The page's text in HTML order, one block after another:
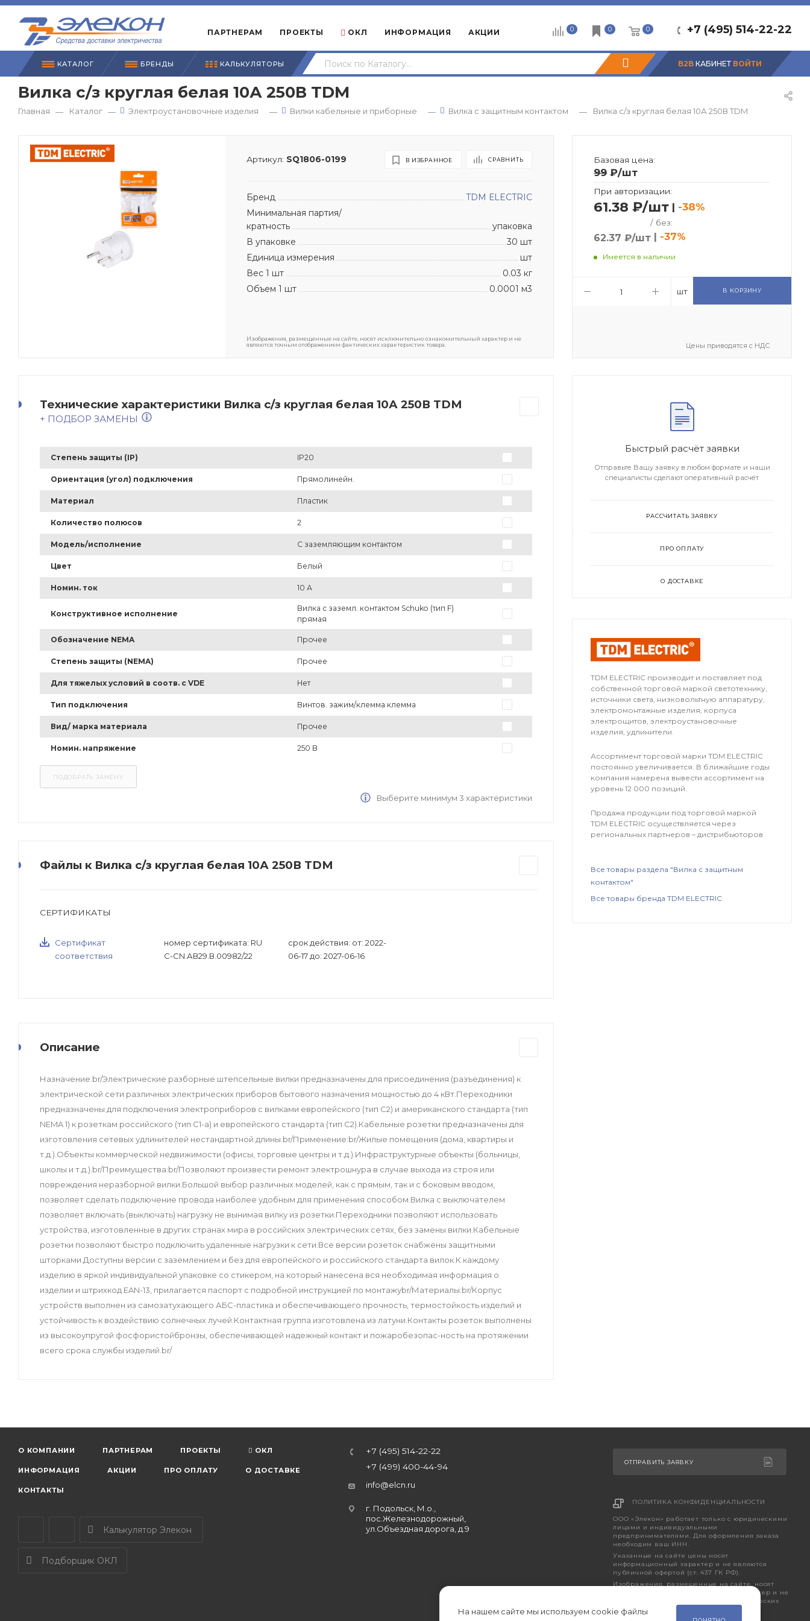
ПАРТНЕРАМ ПРОЕКТЫ ОКЛ ИНФОРМАЦИЯ АКЦИИ +7 (495) 514-22-22
0 0 0
B2B КАБИНЕТ ВОЙТИ
КАТАЛОГ БРЕНДЫ КАЛЬКУЛЯТОРЫ
Вилка с/з круглая белая 10А 250В TDM
Главная — Каталог — Электроустановочные изделия — Вилки кабельные и приборные — Вилка с защитным контактом — Вилка с/з круглая белая 10А 250В TDM
Артикул: SQ1806-0199 В ИЗБРАННОЕ СРАВНИТЬ
Бренд
TDM ЕLECTRIC
Минимальная партия/
кратность
упаковка
В упаковке
30 шт
Единица измерения
шт
Вес 1 шт
0.03 кг
Объем 1 шт
0.0001 м3
Изображения, размещенные на сайте, носят исключительно ознакомительный характер и не
являются точным отображением фактических характеристик товара.
Базовая цена:
99₽/шт
При авторизации:
61.38 ₽/шт | -38%
/ без:
62.37 ₽/шт | -37%
Имеется в наличии
шт В КОРЗИНУ
Цены приводятся с НДС
Технические характеристики Вилка с/з круглая белая 10А 250В TDM
+ ПОДБОР ЗАМЕНЫ
Степень защиты (IP) IP20
Ориентация (угол) подключения Прямолинейн.
Материал Пластик
Количество полюсов 2
Модель/исполнение С заземляющим контактом
Цвет Белый
Номин. ток 10 А
Конструктивное исполнение
Вилка с заземл. контактом Schuko (тип F)
прямая
Обозначение NEMA Прочее
Степень защиты (NEMA) Прочее
Для тяжелых условий в соотв. с VDE Нет
Тип подключения Винтов. зажим/клемма клемма
Вид/ марка материала Прочее
Номин. напряжение 250 В
Выберите минимум 3 характеристики
Файлы к Вилка с/з круглая белая 10А 250В TDM
СЕРТИФИКАТЫ
Сертификат
соответствия
номер сертификата: RU
C-CN.АВ29.В.00982/22
срок действия: от: 2022-
06-17 до: 2027-06-16
Описание
Назначение:br/Электрические разборные штепсельные вилки предназначены для присоединения (разъединения) к
электрической сети различных электрических приборов бытового назначения мощностью до 4 кВт.Переходники
предназначены для подключения электроприборов с вилками европейского (тип С2) и американского стандарта (тип
NEMA 1) к розеткам российского (тип С1-а) и европейского стандарта (тип С2).Кабельные розетки предназначены для
изготовления сетевых удлинителей нестандартной длины.br/Применение:br/Жилые помещения (дома, квартиры и
т.д.).Объекты коммерческой недвижимости (офисы, торговые центры и т.д.).Инфраструктурные объекты (больницы,
школы и т.д.).br/Преимущества:br/Позволяют произвести ремонт электрошнура в случае выхода из строя или
повреждения неразборной вилки.Большой выбор различных моделей, как с прямым, так и с боковым вводом,
позволяет сделать подключение провода наиболее удобным для применения способом.Вилка с выключателем
позволяет включать (выключать) нагрузку не вынимая вилку из розетки.Переходники позволяют использовать
устройства, изготовленные в других странах мира в российских электрических сетях, без замены вилки.Кабельные
розетки позволяют быстро подключить удаленные нагрузки к сети.Все версии розеток снабжены защитными
шторками.Доступны версии с заземлением и без для европейского и российского стандарта вилок.К каждому
изделию в яркой индивидуальной упаковке со стикером, на который нанесена вся необходимая информация о
изделии и штрихкод EAN-13, прилагается паспорт с подробной инструкцией по монтажуbr/Материалы:br/Корпус
устройств выполнен из самозатухающего АБС-пластика и обеспечивающего прочность, термостойкость изделий и
устойчивость к воздействию солнечных лучей.Контактная группа изготовлена из латуни.Контакты розеток выполнены
из высокоупругой фосфористойбронзы, обеспечивающей надежный контакт и пожаробезопас-ность на протяжении
всего срока службы изделий.br/
Быстрый расчёт заявки
Отправьте Вашу заявку в любом формате и наши
специалисты сделают оперативный расчёт
РАССЧИТАТЬ ЗАЯВКУ
ПРО ОПЛАТУ
О ДОСТАВКЕ
TDM ЕLECTRIC производит и поставляет под
собственной торговой маркой светотехнику,
источники света, низковольтную аппаратуру,
электромонтажные изделия, корпуса
электрощитов, электроустановочные
изделия, удлинители.
Ассортимент торговой марки TDM ЕLECTRIC
постоянно увеличивается. В ближайшие годы
компания намерена вывести ассортимент на
уровень 12 000 позиций.
Продажа продукции под торговой маркой
TDM ЕLECTRIC осуществляется через
региональных партнеров – дистрибьюторов.
Все товары раздела "Вилка с защитным
контактом"
Все товары бренда TDM ЕLECTRIC
О КОМПАНИИ ПАРТНЕРАМ ПРОЕКТЫ ОКЛ
ИНФОРМАЦИЯ АКЦИИ ПРО ОПЛАТУ О ДОСТАВКЕ
КОНТАКТЫ
Калькулятор Элекон
Подборщик ОКЛ
+7 (495) 514-22-22
+7 (499) 400-44-94
info@elcn.ru
г. Подольск, М.о.,
пос.Железнодорожный,
ул.Объездная дорога, д.9
ОТПРАВИТЬ ЗАЯВКУ
ПОЛИТИКА КОНФИДЕНЦИАЛЬНОСТИ
ООО «Элекон» работает только с юридическими
лицами и индивидуальными
предпринимателями. Для оформления заказа
необходим ваш ИНН.
Указанные на сайте цены носят
информационный характер и не являются
публичной офертой (ст. 437 ГК РФ).
Изображения, размещенные на сайте, носят
исключительно ознакомительный характер и не
являются точным отображением фактических
характеристик товара.
На нашем сайте мы используем cookie файлы